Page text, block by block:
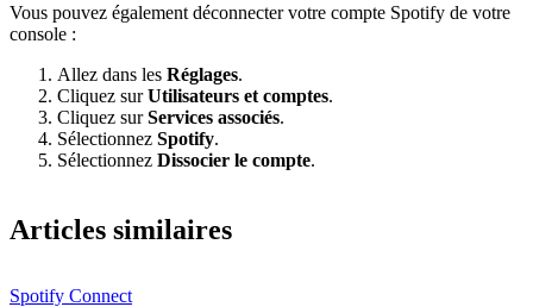
Vous pouvez également déconnecter votre compte Spotify de votre
console :
Allez dans les Réglages.
Cliquez surUtilisateurs et comptes.
Cliquez surServices associés.
Sélectionnez Spotify.
Sélectionnez Dissocier le compte.
Articles similaires
Spotify Connect